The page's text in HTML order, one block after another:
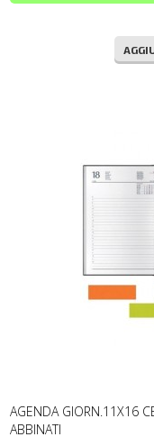
AGENDA GIORN.11X16
ABBINATI